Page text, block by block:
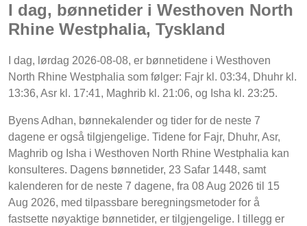
I dag, bønnetider i Westhoven North
Rhine Westphalia, Tyskland
I dag, lørdag 2026-08-08, er bønnetidene i Westhoven
North Rhine Westphalia som følger: Fajr kl. 03:34, Dhuhr kl.
13:36, Asr kl. 17:41, Maghrib kl. 21:06, og Isha kl. 23:25.
Byens Adhan, bønnekalender og tider for de neste 7
dagene er også tilgjengelige. Tidene for Fajr, Dhuhr, Asr,
Maghrib og Isha i Westhoven North Rhine Westphalia kan
konsulteres. Dagens bønnetider, 23 Safar 1448, samt
kalenderen for de neste 7 dagene, fra 08 Aug 2026 til 15
Aug 2026, med tilpassbare beregningsmetoder for å
fastsette nøyaktige bønnetider, er tilgjengelige. I tillegg er